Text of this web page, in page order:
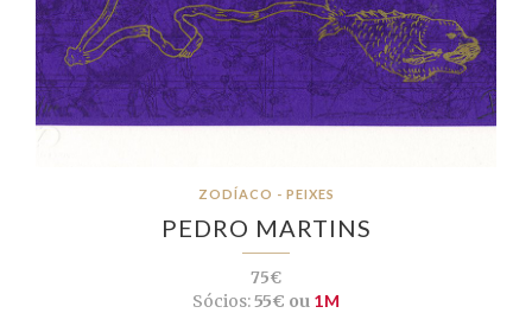
ZODÍACO - PEIXES
PEDRO MARTINS
75€
Sócios:55€ ou 1M